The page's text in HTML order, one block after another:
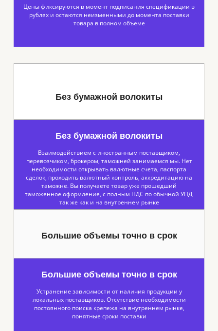
Цены фиксируются в момент подписания спецификации в
рублях и остаются неизменными до момента поставки
товара в полном объеме
Без бумажной волокиты
Без бумажной волокиты
Взаимодействием с иностранным поставщиком,
перевозчиком, брокером, таможней занимаемся мы. Нет
необходимости открывать валютные счета, паспорта
сделок, проходить валютный контроль, аккредитацию на
таможне. Вы получаете товар уже прошедший
таможенное оформление, с полным НДС по обычной УПД,
так же как и на внутреннем рынке
Большие объемы точно в срок
Большие объемы точно в срок
Устранение зависимости от наличия продукции у
локальных поставщиков. Отсутствие необходимости
постоянного поиска крепежа на внутреннем рынке,
понятные сроки поставки